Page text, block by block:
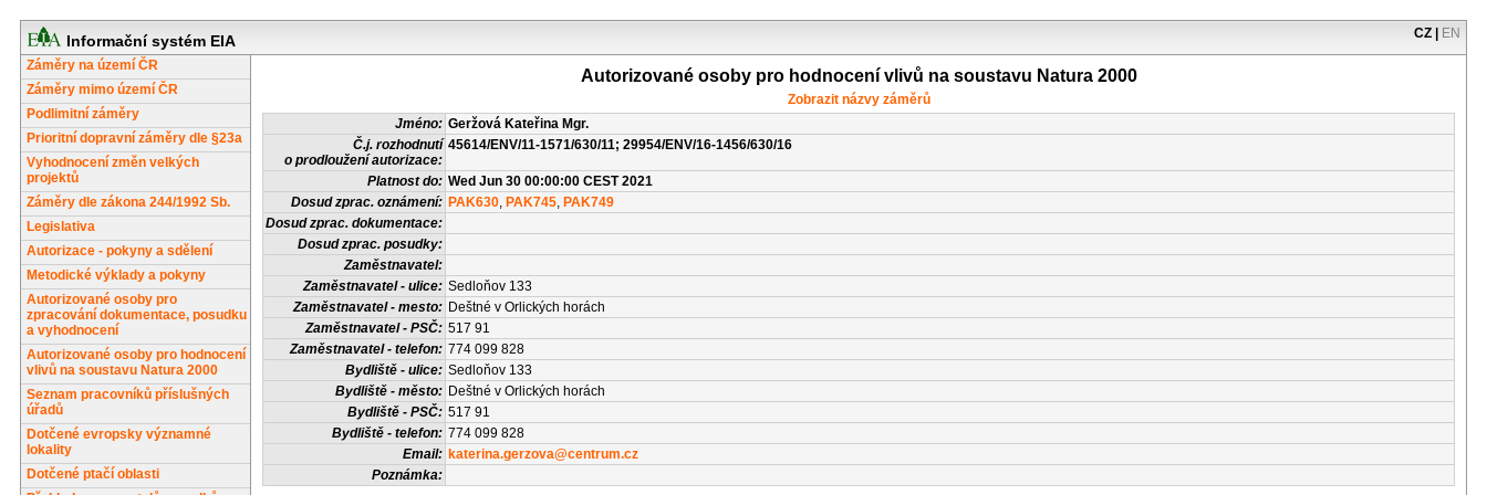
Informační systém EIA CZ EN
Záměry na území ČR
Záměry mimo území ČR
Podlimitní záměry
Prioritní dopravní záměry dle §23a
Vyhodnocení změn velkých
projektů
Záměry dle zákona 244/1992 Sb.
Legislativa
Autorizace - pokyny a sdělení
Metodické výklady a pokyny
Autorizované osoby pro
zpracování dokumentace, posudku
a vyhodnocení
Autorizované osoby pro hodnocení
vlivů na soustavu Natura 2000
Seznam pracovníků příslušných
úřadů
Dotčené evropsky významné
lokality
Dotčené ptačí oblasti
Autorizované osoby pro hodnocení vlivů na soustavu Natura 2000
Zobrazit názvy záměrů
Jméno: Geržová Kateřina Mgr.
Č.j. rozhodnutí
o prodloužení autorizace:
45614/ENV/11-1571/630/11; 29954/ENV/16-1456/630/16
Platnost do: Wed Jun 30 00:00:00 CEST 2021
Dosud zprac. oznámení: PAK630, PAK745, PAK749
Dosud zprac. dokumentace:
Dosud zprac. posudky:
Zaměstnavatel:
Zaměstnavatel - ulice: Sedloňov 133
Zaměstnavatel - mesto: Deštné v Orlických horách
Zaměstnavatel - PSČ: 517 91
Zaměstnavatel - telefon: 774 099 828
Bydliště - ulice: Sedloňov 133
Bydliště - město: Deštné v Orlických horách
Bydliště - PSČ: 517 91
Bydliště - telefon: 774 099 828
Email: katerina.gerzova@centrum.cz
Poznámka: